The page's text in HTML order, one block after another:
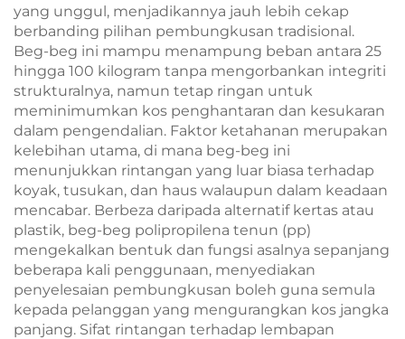
yang unggul, menjadikannya jauh lebih cekap
berbanding pilihan pembungkusan tradisional.
Beg-beg ini mampu menampung beban antara 25
hingga 100 kilogram tanpa mengorbankan integriti
strukturalnya, namun tetap ringan untuk
meminimumkan kos penghantaran dan kesukaran
dalam pengendalian. Faktor ketahanan merupakan
kelebihan utama, di mana beg-beg ini
menunjukkan rintangan yang luar biasa terhadap
koyak, tusukan, dan haus walaupun dalam keadaan
mencabar. Berbeza daripada alternatif kertas atau
plastik, beg-beg polipropilena tenun (pp)
mengekalkan bentuk dan fungsi asalnya sepanjang
beberapa kali penggunaan, menyediakan
penyelesaian pembungkusan boleh guna semula
kepada pelanggan yang mengurangkan kos jangka
panjang. Sifat rintangan terhadap lembapan